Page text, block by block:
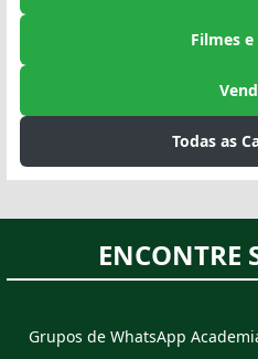
Filmes e
Todas as
ENCONTRE
Grupos de WhatsApp